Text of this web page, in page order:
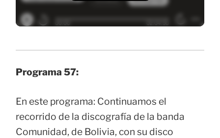
Programa 57:
En este programa: Continuamos el
recorrido de la discografía de la banda
Comunidad, de Bolivia, con su disco